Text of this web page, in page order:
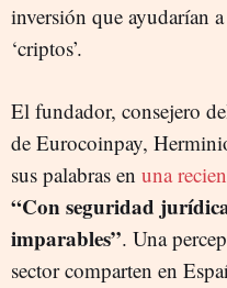
inversión que ayudarían
‘criptos’.
El fundador, consejero
de Eurocoinpay,
sus palabras en una
“Con seguridad
imparables”. Una
sector comparten en